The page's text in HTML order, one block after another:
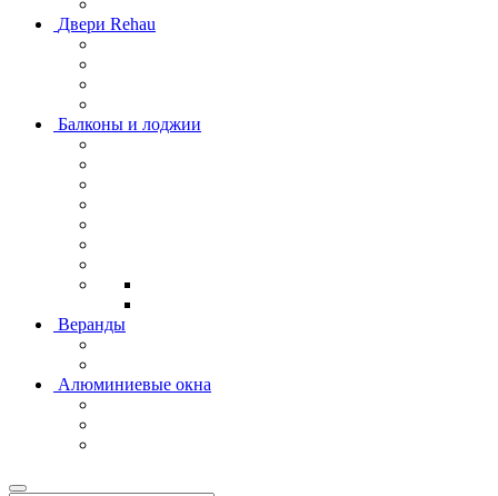
Двери Rehau
Балконы и лоджии
Веранды
Алюминиевые окна